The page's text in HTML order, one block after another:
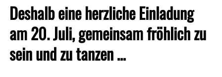
Deshalb eine herzliche Einladung
am 20. Juli, gemeinsam fröhlich zu
sein und zu tanzen …